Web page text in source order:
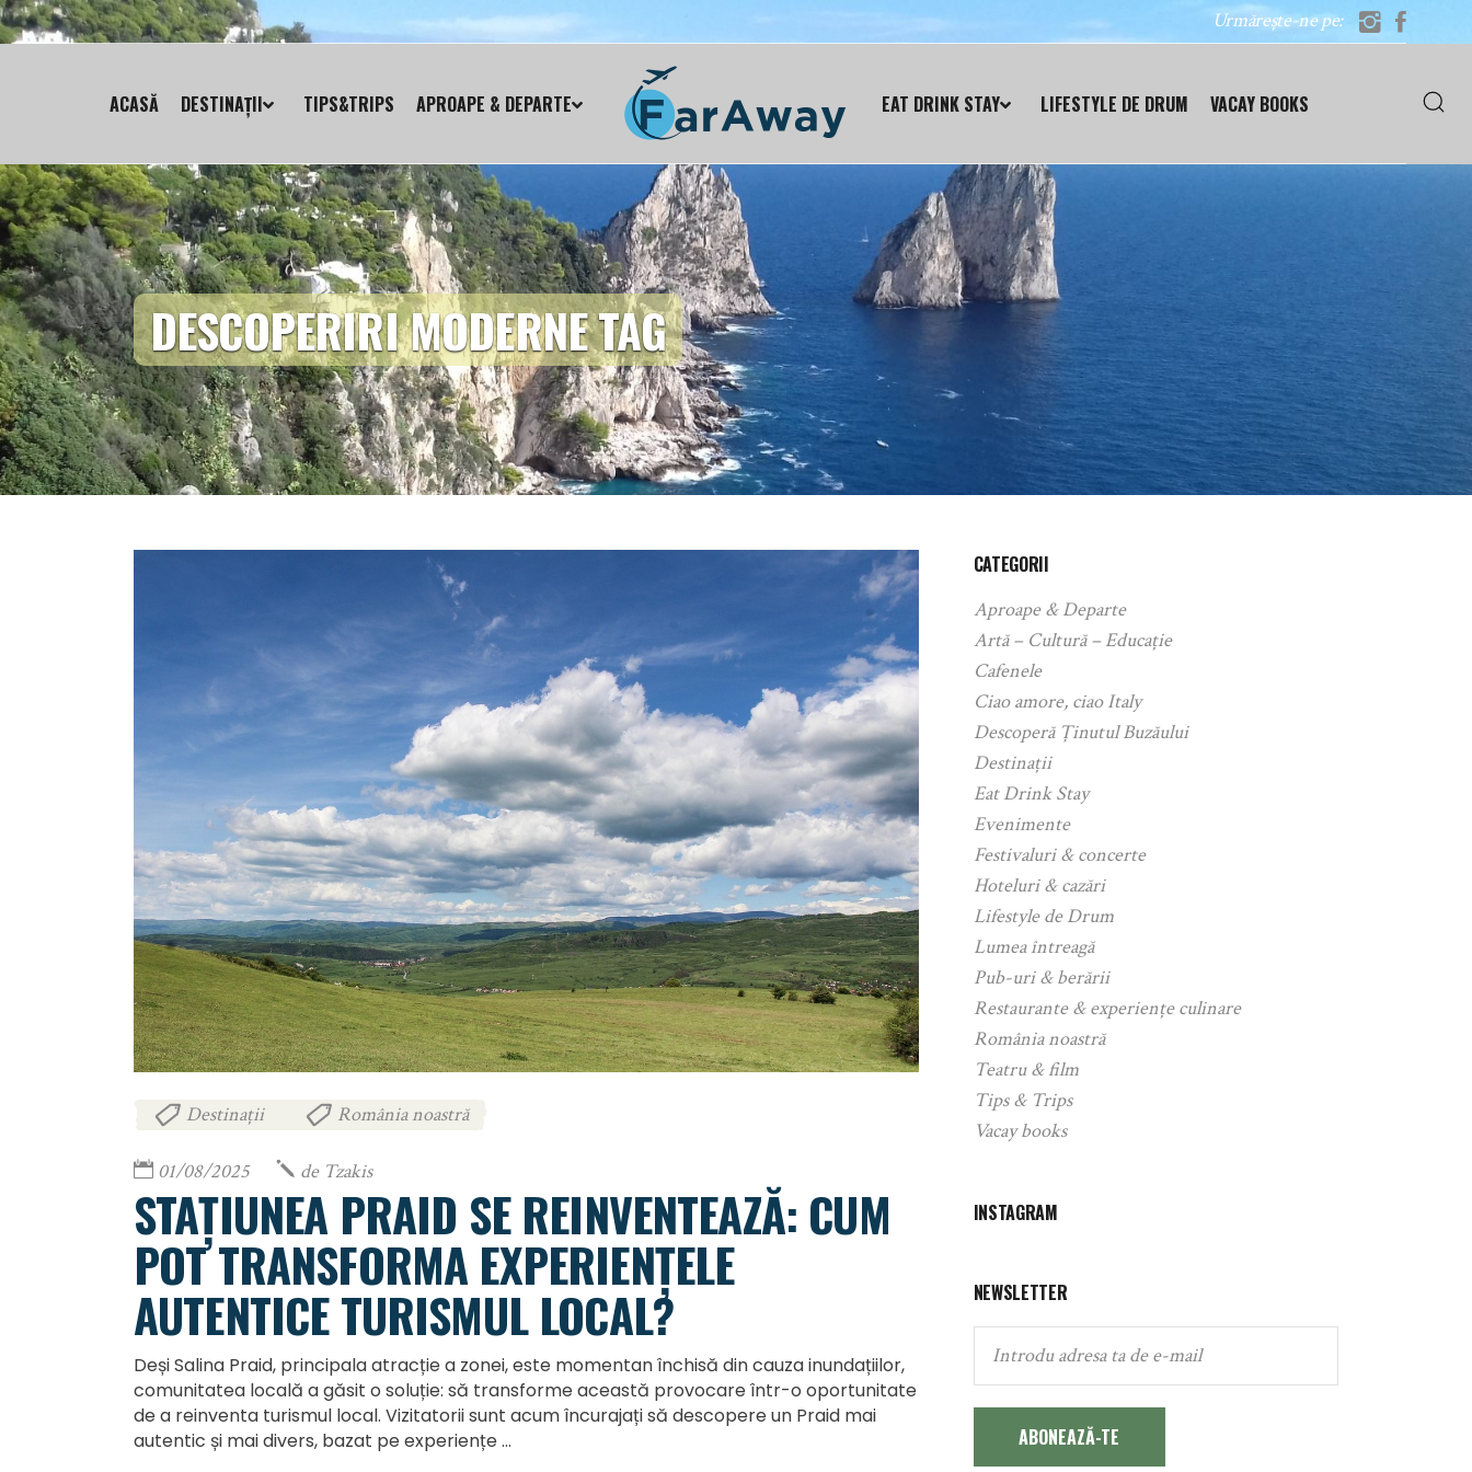
Urmărește-ne pe:
ACASĂ DESTINAȚII TIPS&TRIPS APROAPE & DEPARTE EAT DRINK STAY LIFESTYLE DE DRUM VACAY BOOKS
DESCOPERIRI MODERNE TAG
Destinații România noastră
01/08/2025 de Tzakis
STAȚIUNEA PRAID SE REINVENTEAZĂ: CUM
POT TRANSFORMA EXPERIENȚELE
AUTENTICE TURISMUL LOCAL?
Deși Salina Praid, principala atracție a zonei, este momentan închisă din cauza inundațiilor,
comunitatea locală a găsit o soluție: să transforme această provocare într-o oportunitate
de a reinventa turismul local. Vizitatorii sunt acum încurajați să descopere un Praid mai
autentic și mai divers, bazat pe experiențe
CATEGORII
Aproape & Departe
Artă – Cultură – Educație
Cafenele
Ciao amore, ciao Italy
Descoperă Ținutul Buzăului
Destinații
Eat Drink Stay
Evenimente
Festivaluri & concerte
Hoteluri & cazări
Lifestyle de Drum
Lumea întreagă
Pub-uri & berării
Restaurante & experiențe culinare
România noastră
Teatru & film
Tips & Trips
Vacay books
INSTAGRAM
NEWSLETTER
ABONEAZĂ-TE